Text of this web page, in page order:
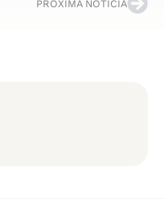
PRÓXIMA NOTÍCIA